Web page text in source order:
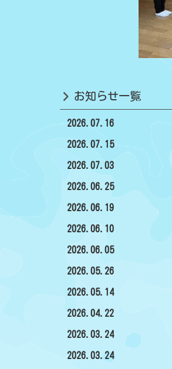
お知らせ一覧
2026.07.16
2026.07.15
2026.07.03
2026.06.25
2026.06.19
2026.06.10
2026.06.05
2026.05.26
2026.05.14
2026.04.22
2026.03.24
2026.03.24